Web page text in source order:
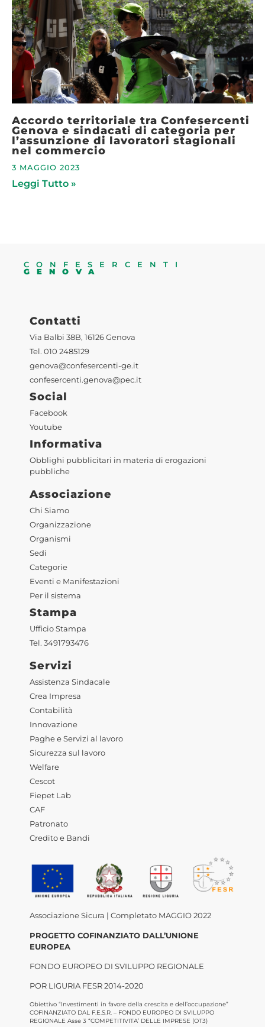
Accordo territoriale tra Confesercenti
Genova e sindacati di categoria per
l’assunzione di lavoratori stagionali
nel commercio
3 MAGGIO 2023
Leggi Tutto »
CONFESERCENTI
GENOVA
Contatti
Via Balbi 38B, 16126 Genova
Tel. 010 2485129
genova@confesercenti-ge.it
confesercenti.genova@pec.it
Social
Facebook
Youtube
Informativa
Obblighi pubblicitari in materia di erogazioni
pubbliche
Associazione
Chi Siamo
Organizzazione
Organismi
Sedi
Categorie
Eventi e Manifestazioni
Per il sistema
Stampa
Ufficio Stampa
Tel. 3491793476
Servizi
Assistenza Sindacale
Crea Impresa
Contabilità
Innovazione
Paghe e Servizi al lavoro
Sicurezza sul lavoro
Welfare
Cescot
Fiepet Lab
CAF
Patronato
Credito e Bandi
Associazione Sicura | Completato MAGGIO 2022
PROGETTO COFINANZIATO DALL’UNIONE
EUROPEA
FONDO EUROPEO DI SVILUPPO REGIONALE
POR LIGURIA FESR 2014-2020
Obiettivo “Investimenti in favore della crescita e dell’occupazione”
COFINANZIATO DAL F.E.S.R. – FONDO EUROPEO DI SVILUPPO
REGIONALE Asse 3 “COMPETITIVITA’ DELLE IMPRESE (OT3)